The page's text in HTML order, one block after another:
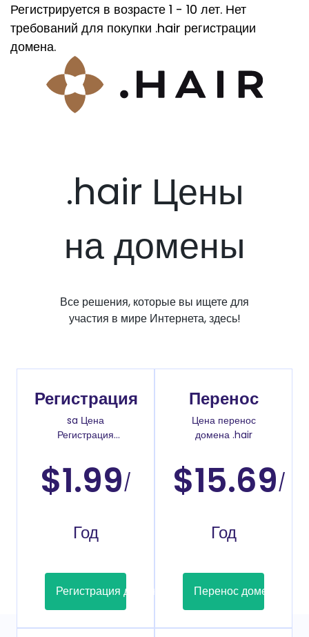
Регистрируется в возрасте 1 - 10 лет. Нет
требований для покупки .hair регистрации
домена.
.hair Цены
на домены
Все решения, которые вы ищете для
участия в мире Интернета, здесь!
Регистрация
sa Цена
Регистрация
$1.99/
Год
Регистрация домена
Перенос
Цена перенос
домена .hair
$15.69/
Год
Перенос домена